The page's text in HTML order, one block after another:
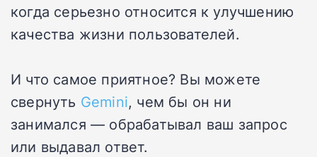
когда серьезно относится к улучшению
качества жизни пользователей.
И что самое приятное? Вы можете
свернуть Gemini, чем бы он ни
занимался — обрабатывал ваш запрос
или выдавал ответ.